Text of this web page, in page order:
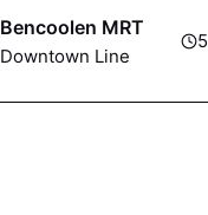
Bencoolen MRT
Downtown Line
5